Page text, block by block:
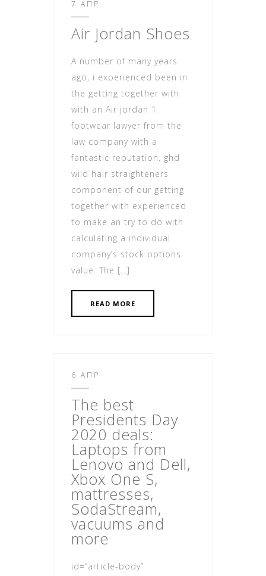
7 ΑΠΡ
Air Jordan Shoes
A number of many years
ago, i experienced been in
the getting together with
with an Air jordan 1
footwear lawyer from the
law company with a
fantastic reputation. ghd
wild hair straighteners
component of our getting
together with experienced
to make an try to do with
calculating a individual
company’s stock options
value. The […]
READ MORE
6 ΑΠΡ
The best
Presidents Day
2020 deals:
Laptops from
Lenovo and Dell,
Xbox One S,
mattresses,
SodaStream,
vacuums and
more
id=”article-body”